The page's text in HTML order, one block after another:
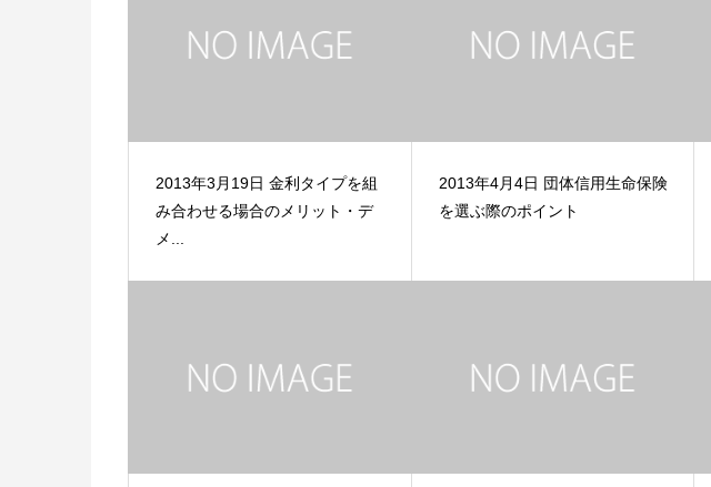
2013年3月19日 金利タイプを組
み合わせる場合のメリット・デ
メ...
2013年4月4日 団体信用生命保険
を選ぶ際のポイント